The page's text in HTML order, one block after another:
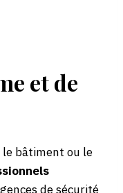
et de
le bâtiment ou le